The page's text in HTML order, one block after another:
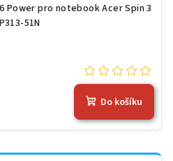
Power pro notebook Acer Spin 3
51N
Do košíku